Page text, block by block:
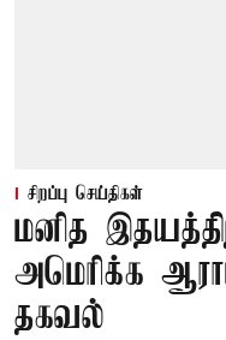
சிறப்பு செய்திகள்
மனித
அமெரிக்க
தகவல்